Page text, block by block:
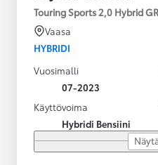
Touring Sports 2,0 Hybrid
Vaasa
HYBRIDI
Vuosimalli
07-2023
Käyttövoima
Hybridi Bensiini